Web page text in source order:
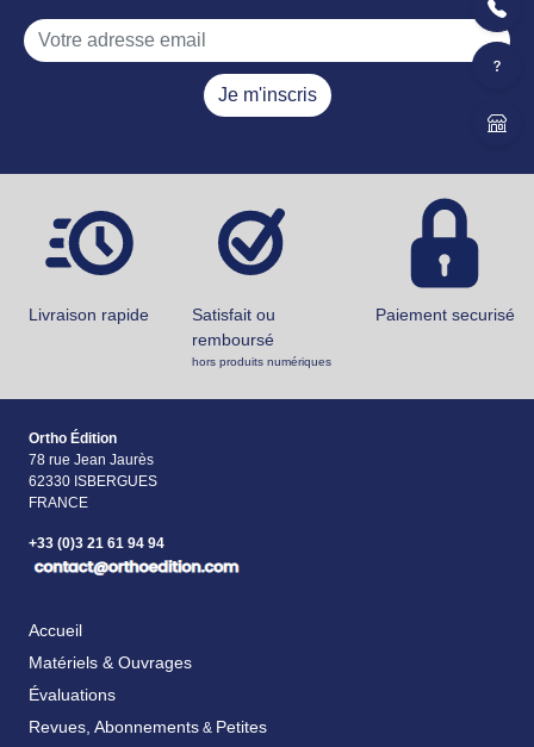
Je m'inscris
Livraison rapide
Satisfait ou
remboursé
hors produits numériques
Paiement securisé
Ortho Édition
78 rue Jean Jaurès
62330 ISBERGUES
FRANCE
+33 (0)3 21 61 94 94
Accueil
Matériels & Ouvrages
Évaluations
Revues, Abonnements & Petites